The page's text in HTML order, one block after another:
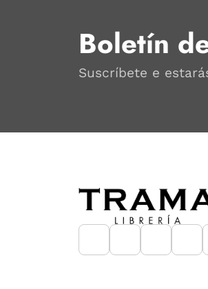
Boletín
Suscríbete e